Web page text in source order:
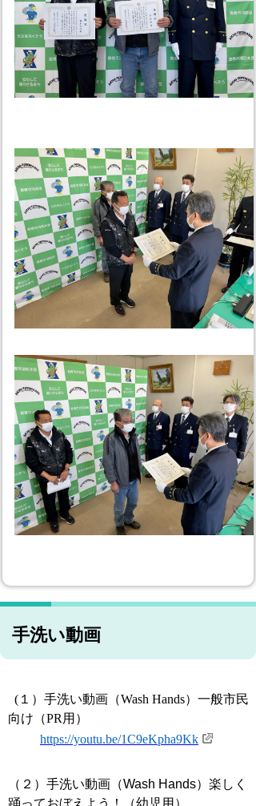
手洗い動画
(１）手洗い動画（Wash Hands）一般市民
向け（PR用）
https://youtu.be/1C9eKpha9Kk
（２）手洗い動画（Wash Hands）楽しく
踊っておぼえよう！（幼児用）